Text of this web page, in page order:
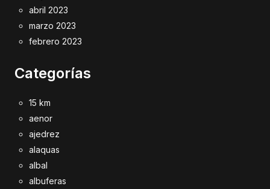
abril 2023
marzo 2023
febrero 2023
Categorías
15 km
aenor
ajedrez
alaquas
albal
albuferas